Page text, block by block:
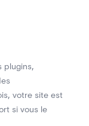
plugins,
, votre site est
si vous le